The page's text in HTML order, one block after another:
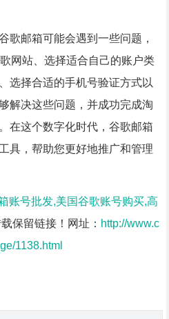
歌邮箱可能会遇到一些问题，
网站、选择适合自己的账户类
选择合适的手机号验证方式以
解决这些问题，并成功完成淘
在这个数字化时代，谷歌邮箱
具，帮助您更好地推广和管理
账号批发,美国谷歌账号购买,高
保留链接！网址： http://www.c
1138.html